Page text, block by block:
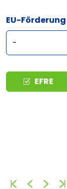
EU-Förderung
Typ EFRE
AnfangZurück